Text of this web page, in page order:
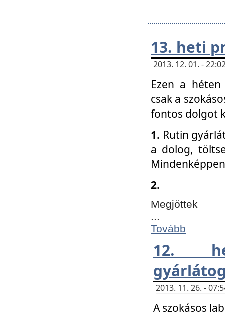
13. heti
2013. 12. 01. -
Ezen a
csak a
fontos dolgot
1. Rutin
a dolog,
2.
Megjöttek
...
Tovább
12.
2013. 11. 26. -
A szokásos